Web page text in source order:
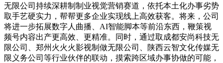
无限公司持续深耕制制业视觉营销赛道，依托本土化办事劣势
取手艺硬实力，帮帮更多企业实现线上高效获客。将来，公司
将进一步拓展数字人曲播、AI智能脚本等前沿东西，鞭策视
频号内容出产更高效、更精准。同时，通过取成都安尚科技无
限公司、郑州火火火影视制做无限公司、陕西云智文化传媒无
限义务公司等行业伙伴的联动，摸索跨区域办事协做的可能，